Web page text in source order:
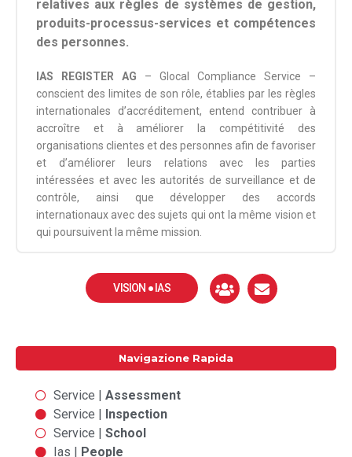
relatives aux règles de systèmes de gestion,
produits-processus-services et compétences
des personnes.
IAS REGISTER AG – Glocal Compliance Service –
conscient des limites de son rôle, établies par les règles
internationales d’accréditement, entend contribuer à
accroître et à améliorer la compétitivité des
organisations clientes et des personnes afin de favoriser
et d’améliorer leurs relations avec les parties
intéressées et avec les autorités de surveillance et de
contrôle, ainsi que développer des accords
internationaux avec des sujets qui ont la même vision et
qui poursuivent la même mission.
VISION ● IAS
Navigazione Rapida
Service | Assessment
Service |
Inspection
Service | School
Ias |
People